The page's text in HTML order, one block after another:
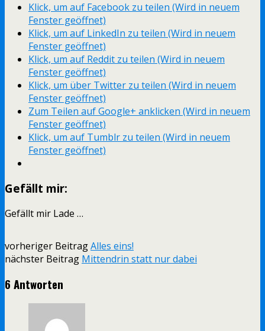
Klick, um auf Facebook zu teilen (Wird in neuem
Fenster geöffnet)
Klick, um auf LinkedIn zu teilen (Wird in neuem
Fenster geöffnet)
Klick, um auf Reddit zu teilen (Wird in neuem
Fenster geöffnet)
Klick, um über Twitter zu teilen (Wird in neuem
Fenster geöffnet)
Zum Teilen auf Google+ anklicken (Wird in neuem
Fenster geöffnet)
Klick, um auf Tumblr zu teilen (Wird in neuem
Fenster geöffnet)
Gefällt mir:
Gefällt mir Lade …
vorheriger BeitragAlles eins!
nächster Beitrag Mittendrin statt nur dabei
6 Antworten